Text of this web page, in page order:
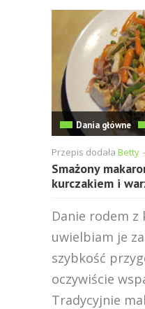
Dania główne
Przepis dodała Betty -
Smażony
kurczakiem i
Danie rodem z
uwielbiam je
szybkość
oczywiście
Tradycyjnie